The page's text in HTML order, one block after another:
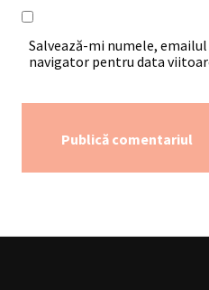
Salvează-mi numele,
navigator pentru data